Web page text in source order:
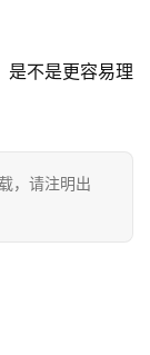
是不是更容易理
，请注明出